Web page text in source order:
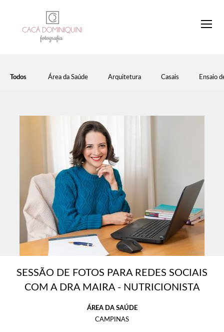
Todos Área da Saúde Arquitetura Casais Ensaio
SESSÃO DE FOTOS PARA REDES SOCIAIS
COM A DRA MAIRA - NUTRICIONISTA
ÁREA DA SAÚDE
CAMPINAS